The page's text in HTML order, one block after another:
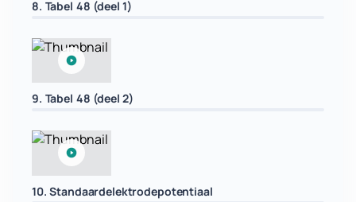
8. Tabel 48 (deel 1)
9. Tabel 48 (deel 2)
10. Standaardelektrodepotentiaal